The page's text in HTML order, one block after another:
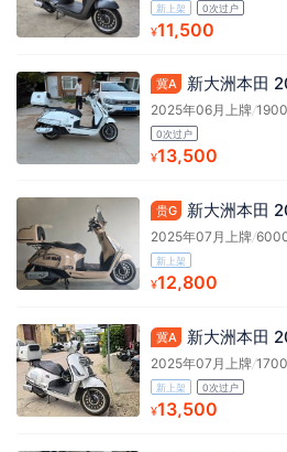
新上架 0次过户
¥11,500
冀A 新大洲本田
2025年06月上牌/
0次过户
¥13,500
贵G 新大洲本田
2025年07月上牌/
新上架
¥12,800
冀A 新大洲本田
2025年07月上牌/
新上架 0次过户
¥13,500